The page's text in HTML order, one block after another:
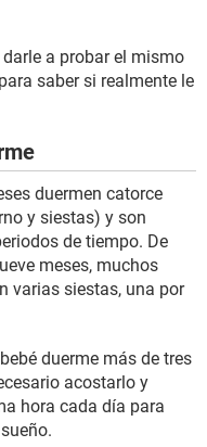
a probar el mismo
saber si realmente le
duermen catorce
y siestas) y son
de tiempo. De
meses, muchos
varias siestas, una por
duerme más de tres
acostarlo y
hora cada día para